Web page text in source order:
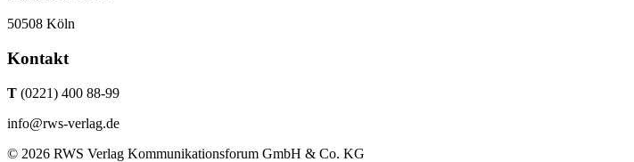
50508 Köln
Kontakt
T (0221) 400 88-99
info@rws-verlag.de
© 2026 RWS Verlag Kommunikationsforum GmbH & Co. KG